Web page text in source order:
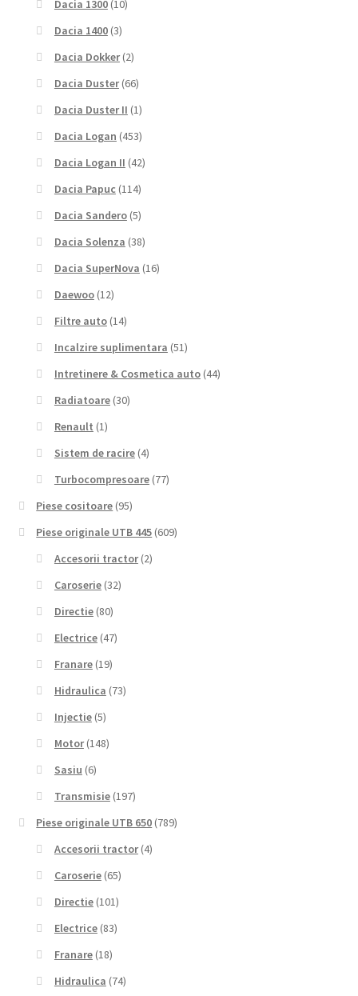
Dacia 1300 (10)
Dacia 1400 (3)
Dacia Dokker (2)
Dacia Duster (66)
Dacia Duster II (1)
Dacia Logan (453)
Dacia Logan II (42)
Dacia Papuc (114)
Dacia Sandero (5)
Dacia Solenza (38)
Dacia SuperNova (16)
Daewoo (12)
Filtre auto (14)
Incalzire suplimentara (51)
Intretinere & Cosmetica auto (44)
Radiatoare (30)
Renault (1)
Sistem de racire (4)
Turbocompresoare (77)
Piese cositoare (95)
Piese originale UTB 445 (609)
Accesorii tractor (2)
Caroserie (32)
Directie (80)
Electrice (47)
Franare (19)
Hidraulica (73)
Injectie (5)
Motor (148)
Sasiu (6)
Transmisie (197)
Piese originale UTB 650 (789)
Accesorii tractor (4)
Caroserie (65)
Directie (101)
Electrice (83)
Franare (18)
Hidraulica (74)